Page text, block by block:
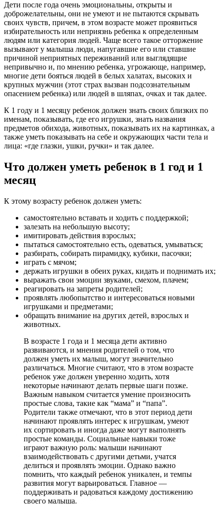
Дети после года очень эмоциональны, открыты и
доброжелательны, они не умеют и не пытаются скрывать
своих чувств, причем, в этом возрасте может проявиться
избирательность или неприязнь ребенка к определенным
людям или категория людей. Чаще всего такое отторжение
вызывают у малыша люди, напугавшие его или ставшие
причиной неприятных переживаний или выглядящие
непривычно и, по мнению ребенка, угрожающе, например,
многие дети бояться людей в белых халатах, высоких и
крупных мужчин (этот страх вызван подсознательным
опасением ребенка) или людей в шляпах, очках и так далее.
К 1 году и 1 месяцу ребенок должен знать своих близких по
именам, показывать, где его игрушки, знать названия
предметов обихода, животных, показывать их на картинках, а
также уметь показывать на себе и окружающих части тела и
лица: «где глазки, ушки, ручки» и так далее.
Что должен уметь ребенок в 1 год и 1
месяц
К этому возрасту ребенок должен уметь:
самостоятельно вставать и ходить с поддержкой;
залезать на небольшую высоту;
имитировать действия взрослых;
пытаться самостоятельно есть, одеваться, умываться;
разбирать, собирать пирамидку, кубики, пасочки;
играть с мячом;
держать игрушки в обеих руках, кидать и поднимать их;
выражать свои эмоции звуками, смехом, плачем;
реагировать на запреты родителей;
проявлять любопытство и интересоваться новыми
игрушками и предметами;
обращать внимание на других детей, взрослых и
животных.
В возрасте 1 года и 1 месяца дети активно
развиваются, и мнения родителей о том, что
должен уметь их малыш, могут значительно
различаться. Многие считают, что в этом возрасте
ребенок уже должен уверенно ходить, хотя
некоторые начинают делать первые шаги позже.
Важным навыком считается умение произносить
простые слова, такие как “мама” и “папа”.
Родители также отмечают, что в этот период дети
начинают проявлять интерес к игрушкам, умеют
их сортировать и иногда даже могут выполнять
простые команды. Социальные навыки тоже
играют важную роль: малыши начинают
взаимодействовать с другими детьми, учатся
делиться и проявлять эмоции. Однако важно
помнить, что каждый ребенок уникален, и темпы
развития могут варьироваться. Главное —
поддерживать и радоваться каждому достижению
своего малыша.